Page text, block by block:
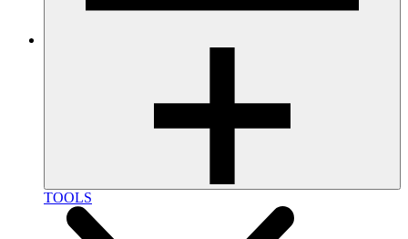
TOOLS